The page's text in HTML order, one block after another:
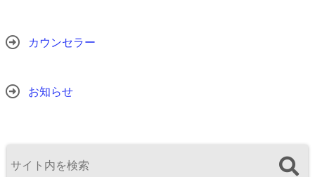
カウンセラー
お知らせ